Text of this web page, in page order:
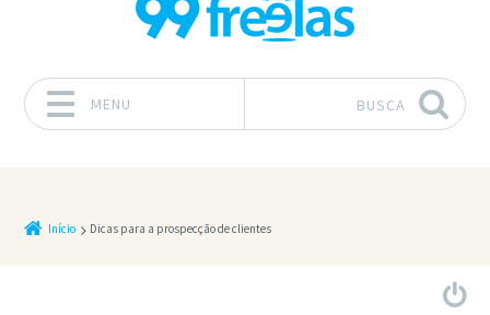
MENU BUSCA
Início Dicas para a prospecção de clientes